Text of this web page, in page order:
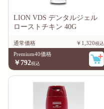
LION VDS デンタルジェル
ローストチキン 40G
通常価格
￥1,320
Premium40価格
￥792